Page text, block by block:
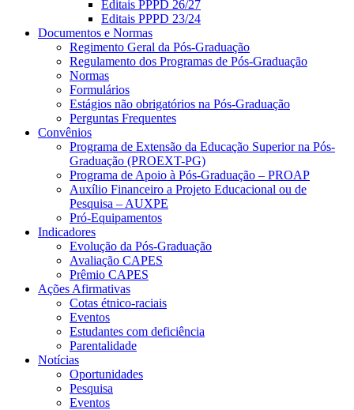
Editais PPPD 26/27
Editais PPPD 23/24
Documentos e Normas
Regimento Geral da Pós-Graduação
Regulamento dos Programas de Pós-Graduação
Normas
Formulários
Estágios não obrigatórios na Pós-Graduação
Perguntas Frequentes
Convênios
Programa de Extensão da Educação Superior na Pós-
Graduação (PROEXT-PG)
Programa de Apoio à Pós-Graduação – PROAP
Auxílio Financeiro a Projeto Educacional ou de
Pesquisa – AUXPE
Pró-Equipamentos
Indicadores
Evolução da Pós-Graduação
Avaliação CAPES
Prêmio CAPES
Ações Afirmativas
Cotas étnico-raciais
Eventos
Estudantes com deficiência
Parentalidade
Notícias
Oportunidades
Pesquisa
Eventos